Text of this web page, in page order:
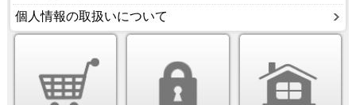
個人情報の取扱いについて